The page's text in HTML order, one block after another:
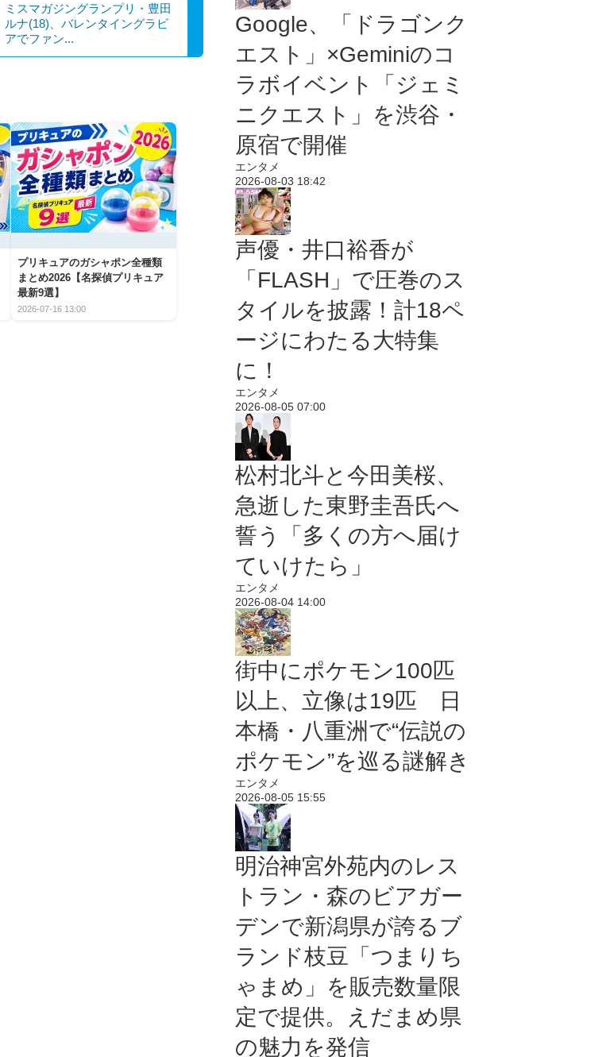
ミスマガジングランプリ・豊田
ルナ(18)、バレンタイングラビ
アでファン...
プリキュアのガシャポン全種類
まとめ2026【名探偵プリキュア
最新9選】
2026-07-16 13:00
Google、「ドラゴンク
エスト」×Geminiのコ
ラボイベント「ジェミ
ニクエスト」を渋谷・
原宿で開催
エンタメ
2026-08-03 18:42
声優・井口裕香が
「FLASH」で圧巻のス
タイルを披露！計18ペ
ージにわたる大特集
に！
エンタメ
2026-08-05 07:00
松村北斗と今田美桜、
急逝した東野圭吾氏へ
誓う「多くの方へ届け
ていけたら」
エンタメ
2026-08-04 14:00
街中にポケモン100匹
以上、立像は19匹 日
本橋・八重洲で“伝説の
ポケモン”を巡る謎解き
エンタメ
2026-08-05 15:55
明治神宮外苑内のレス
トラン・森のビアガー
デンで新潟県が誇るブ
ランド枝豆「つまりち
ゃまめ」を販売数量限
定で提供。えだまめ県
の魅力を発信